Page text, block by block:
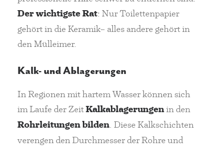
Der wichtigste Rat: Nur Toilettenpapier
gehört in die Keramik– alles andere gehört in
den Mülleimer.
Kalk- und Ablagerungen
In Regionen mit hartem Wasser können sich
im Laufe der ZeitKalkablagerungenin den
Rohrleitungen bilden. Diese Kalkschichten
verengen den Durchmesser der Rohre und